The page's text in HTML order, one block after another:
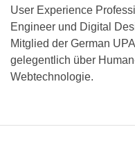
User Experience
Engineer und Digital
Mitglied der German
gelegentlich über
Webtechnologie.